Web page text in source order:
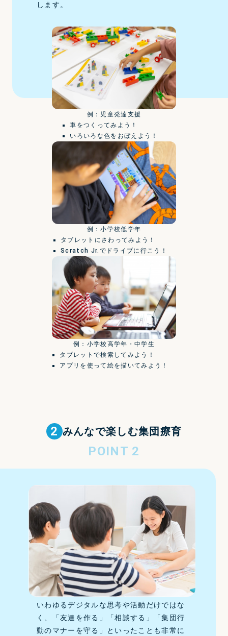
します。
例：児童発達支援
車をつくってみよう！
いろいろな色をおぼえよう！
例：小学校低学年
タブレットにさわってみよう！
Scratch Jr.でドライブに行こう！
例：小学校高学年・中学生
タブレットで検索してみよう！
アプリを使って絵を描いてみよう！
2 みんなで楽しむ集団療育
POINT 2
いわゆるデジタルな思考や活動だけではな
く、「友達を作る」「相談する」「集団行
動のマナーを守る」といったことも非常に